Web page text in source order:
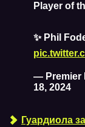
Player of
✨ Phil
— Premier
18, 2024
Гуардиола